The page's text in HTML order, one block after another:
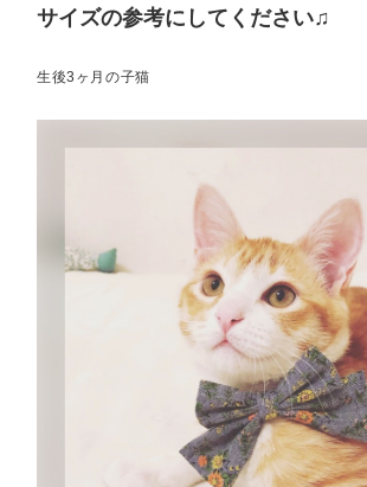
サイズの参考にしてください♫
生後3ヶ月の子猫